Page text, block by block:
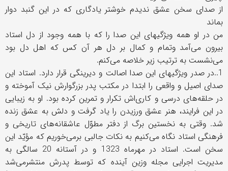
از صدای سخن عشق ندیدم خوشتر یادگاری که در این گنبد دوار
بماند
من در او همه ویژگیهای این صدا را که با همه وجود از دل استاد
بیرون می‌آمد وتمام و کمال بر دل هر آن کس که اهل دل بود
می‌نشست به ترتیب زیر خلاصه می‌کنم.
1..در صدر ویژگیهای این صدا اصالت و دیرینگی قرار دارد. استاد این
صدای اصیل و واقعی را ابتدا در مکتب پدر بزرگوارش نیک آموخته و
در حلقه‌های درسی و کاری‌اش تکرار و تمرین کرده بود. او به زیبایی
در این فرایند، هنر عشق ورزیدن را یاد گرفت و دلش به عشق زنده
شد. وقتی به نخستین برگ از دفتر مطوّل عاشقانه‌های تاریخی و
فرهنگی استاد نگاه می‌کنیم به نکات جالبی بر‌می‌خوریم که مؤیّد این
سخن است. استاد در مهرماه 1323 و در آستانه 20 سالگی به
مدیریت اجرایی مجله وزین آینده که توسط پدرش منتشرمی‌شد